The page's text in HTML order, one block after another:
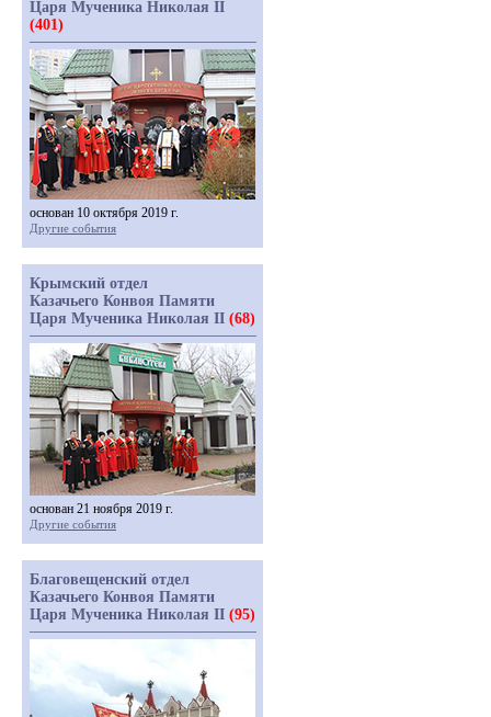
Царя Мученика Николая II
(401)
основан 10 октября 2019 г.
Другие события
Крымский отдел
Казачьего Конвоя Памяти
Царя Мученика Николая II (68)
основан 21 ноября 2019 г.
Другие события
Благовещенский отдел
Казачьего Конвоя Памяти
Царя Мученика Николая II (95)